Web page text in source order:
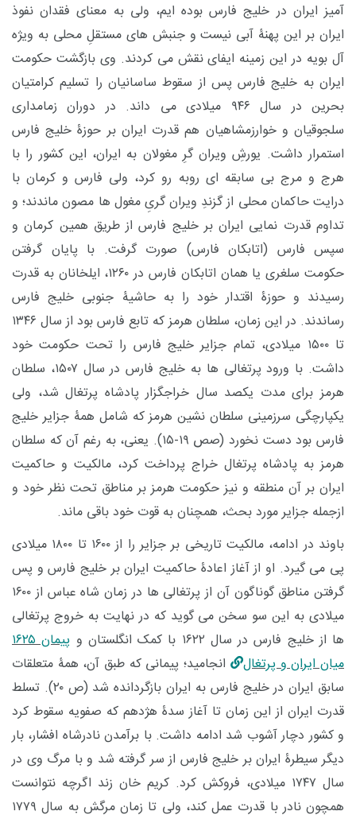
آمیز ایران در خلیج فارس بوده ایم، ولی به معنای فقدان نفوذ
ایران بر این پهنۀ آبی نیست و جنبش های مستقلِ محلی به ویژه
آل بویه در این زمینه ایفای نقش می کردند. وی بازگشت حکومت
ایران به خلیج فارس پس از سقوط ساسانیان را تسلیم کرامتیان
بحرین در سال ۹۴۶ میلادی می داند. در دوران زمامداری
سلجوقیان و خوارزمشاهیان هم قدرت ایران بر حوزۀ خلیج فارس
استمرار داشت. یورشِ ویران گرِ مغولان به ایران، این کشور را با
هرج و مرج بی سابقه ای روبه رو کرد، ولی فارس و کرمان با
درایت حاکمان محلی از گزندِ ویران گریِ مغول ها مصون ماندند؛ و
تداوم قدرت نمایی ایران بر خلیج فارس از طریق همین کرمان و
سپس فارس (اتابکان فارس) صورت گرفت. با پایان گرفتن
حکومت سلغری یا همان اتابکان فارس در ۱۲۶۰، ایلخانان به قدرت
رسیدند و حوزۀ اقتدار خود را به حاشیۀ جنوبی خلیج فارس
رساندند. در این زمان، سلطان هرمز که تابع فارس بود از سال ۱۳۴۶
تا ۱۵۰۰ میلادی، تمام جزایر خلیج فارس را تحت حکومت خود
داشت. با ورود پرتغالی ها به خلیج فارس در سال ۱۵۰۷، سلطان
هرمز برای مدت یکصد سال خراجگزار پادشاه پرتغال شد، ولی
یکپارچگی سرزمینی سلطان نشین هرمز که شامل همۀ جزایر خلیج
فارس بود دست نخورد (صص ۱۹-۱۵). یعنی، به رغم آن که سلطان
هرمز به پادشاه پرتغال خراج پرداخت کرد، مالکیت و حاکمیت
ایران بر آن منطقه و نیز حکومت هرمز بر مناطق تحت نظر خود و
ازجمله جزایر مورد بحث، همچنان به قوت خود باقی ماند.
باوند در ادامه، مالکیت تاریخی بر جزایر را از ۱۶۰۰ تا ۱۸۰۰ میلادی
پی می گیرد. او از آغاز اعادۀ حاکمیت ایران بر خلیج فارس و پس
گرفتن مناطق گوناگون آن از پرتغالی ها در زمان شاه عباس از ۱۶۰۰
میلادی به این سو سخن می گوید که در نهایت به خروج پرتغالی
ها از خلیج فارس در سال ۱۶۲۲ با کمک انگلستان و
پیمان ۱۶۲۵
میان ایران و پرتغال
انجامید؛ پیمانی که طبق آن، همۀ متعلقات
سابق ایران در خلیج فارس به ایران بازگردانده شد (ص ۲۰). تسلط
قدرت ایران از این زمان تا آغاز سدۀ هژدهم که صفویه سقوط کرد
و کشور دچار آشوب شد ادامه داشت. با برآمدن نادرشاه افشار، بار
دیگر سیطرۀ ایران بر خلیج فارس از سر گرفته شد و با مرگ وی در
سال ۱۷۴۷ میلادی، فروکش کرد. کریم خان زند اگرچه نتوانست
همچون نادر با قدرت عمل کند، ولی تا زمان مرگش به سال ۱۷۷۹